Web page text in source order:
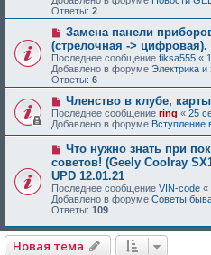
Ответы: 2
Замена панели
(стрелочная ->
Последнее сообщение fiksa555 «
Добавлено в форуме Электрика и
Ответы: 6
Членство в клубе,
Последнее сообщение ring « 25
Добавлено в форуме Вступление
Что нужно знать при
советов! (Geely Coolray
UPD 12.01.21
Последнее сообщение VIN-code «
Добавлено в форуме Советы
Ответы: 109
Новая тема